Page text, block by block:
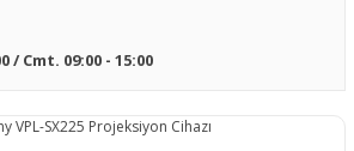
/ Cmt. 09:00 - 15:00